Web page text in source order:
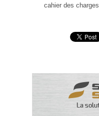
cahier des charges.
La